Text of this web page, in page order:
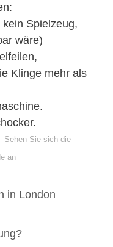
Spielzeug,
wäre)
Klinge mehr als
Sehen Sie sich die
an
in London